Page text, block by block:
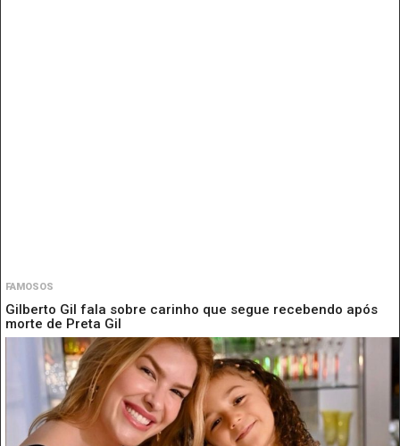
FAMOSOS
Gilberto Gil fala sobre carinho que segue recebendo após
morte de Preta Gil